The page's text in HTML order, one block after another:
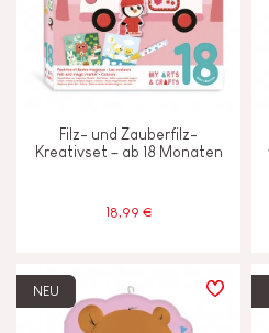
Bauen und entwerfen
Entdecken und
Lesen, schreiben
Motorik und Tastsinn
Filz- und Zauberfilz-
Kreativset – ab 18 Monaten
18,99 €
NEU